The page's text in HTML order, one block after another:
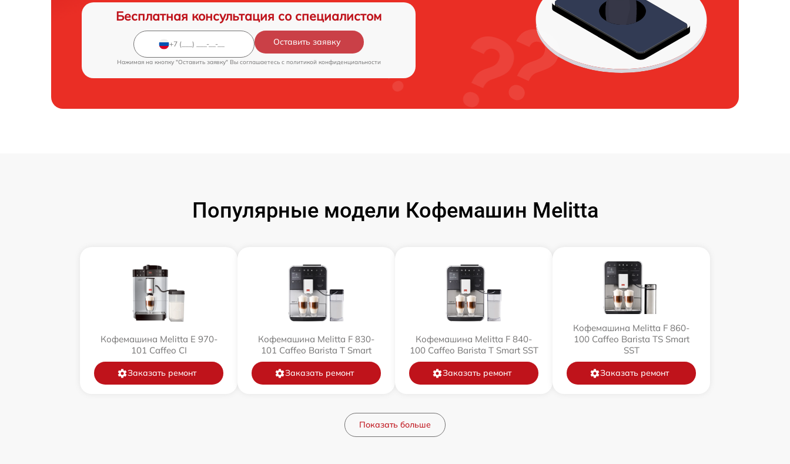
Бесплатная консультация со специалистом
Оставить заявку
Нажимая на кнопку "Оставить заявку" Вы соглашаетесь c политикой конфиденциальности
Популярные модели Кофемашин Melitta
Кофемашина Melitta Е 970-
101 Caffeo CI
Заказать ремонт
Кофемашина Melitta F 830-
101 Caffeo Barista T Smart
Заказать ремонт
Кофемашина Melitta F 840-
100 Caffeo Barista T Smart SST
Заказать ремонт
Кофемашина Melitta F 860-
100 Caffeo Barista TS Smart
SST
Заказать ремонт
Показать больше